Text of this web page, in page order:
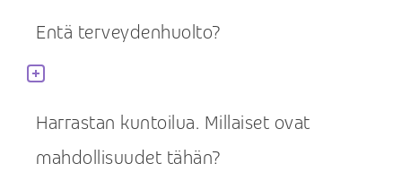
Entä terveydenhuolto?
Harrastan kuntoilua. Millaiset ovat
mahdollisuudet tähän?